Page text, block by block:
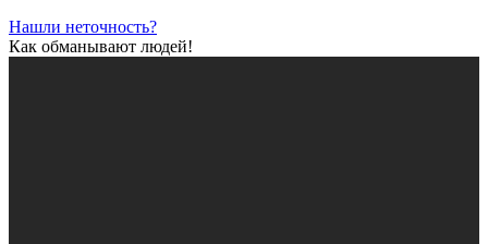
Нашли неточность?
Как обманывают людей!